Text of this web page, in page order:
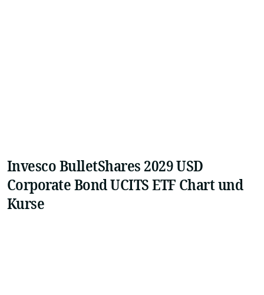
Invesco BulletShares 2029 USD
Corporate Bond UCITS ETF Chart und
Kurse